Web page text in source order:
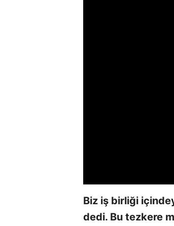
Biz iş birliği
dedi. Bu tezkere